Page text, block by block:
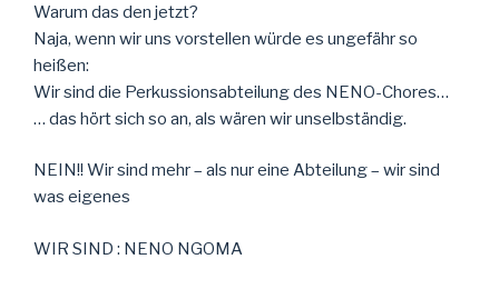
Warum das den jetzt?
Naja, wenn wir uns vorstellen würde es ungefähr so
heißen:
Wir sind die Perkussionsabteilung des NENO-Chores…
… das hört sich so an, als wären wir unselbständig.
NEIN!! Wir sind mehr – als nur eine Abteilung – wir sind
was eigenes
WIR SIND : NENO NGOMA